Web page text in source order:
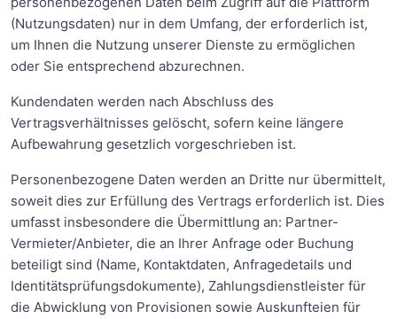
(Nutzungsdaten) nur in dem Umfang, der erforderlich ist,
um Ihnen die Nutzung unserer Dienste zu ermöglichen
oder Sie entsprechend abzurechnen.
Kundendaten werden nach Abschluss des
Vertragsverhältnisses gelöscht, sofern keine längere
Aufbewahrung gesetzlich vorgeschrieben ist.
Personenbezogene Daten werden an Dritte nur übermittelt,
soweit dies zur Erfüllung des Vertrags erforderlich ist. Dies
umfasst insbesondere die Übermittlung an: Partner-
Vermieter/Anbieter, die an Ihrer Anfrage oder Buchung
beteiligt sind (Name, Kontaktdaten, Anfragedetails und
Identitätsprüfungsdokumente), Zahlungsdienstleister für
die Abwicklung von Provisionen sowie Auskunfteien für